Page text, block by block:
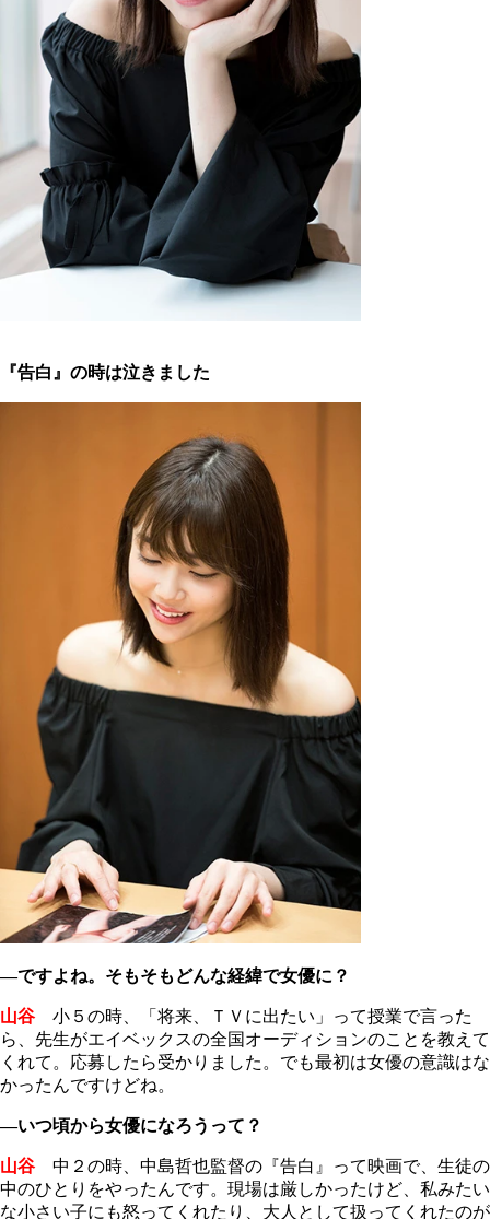
『告白』の時は泣きました
―ですよね。そもそもどんな経緯で女優に？
山谷 小５の時、「将来、ＴＶに出たい」って授業で言った
ら、先生がエイベックスの全国オーディションのことを教えて
くれて。応募したら受かりました。でも最初は女優の意識はな
かったんですけどね。
―いつ頃から女優になろうって？
山谷
中２の時、中島哲也監督の『告白』って映画で、生徒の
中のひとりをやったんです。現場は厳しかったけど、私みたい
な小さい子にも怒ってくれたり、大人として扱ってくれたのが